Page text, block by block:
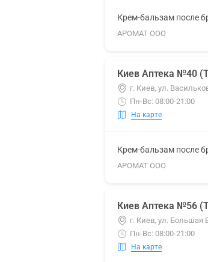
Крем-бальзам после
АРОМАТ ООО
Киев Аптека №40
г. Киев, ул.
Пн-Вс: 08:00-21:00
На карте
Крем-бальзам после
АРОМАТ ООО
Киев Аптека №56
г. Киев, ул. Большая
Пн-Вс: 08:00-21:00
На карте